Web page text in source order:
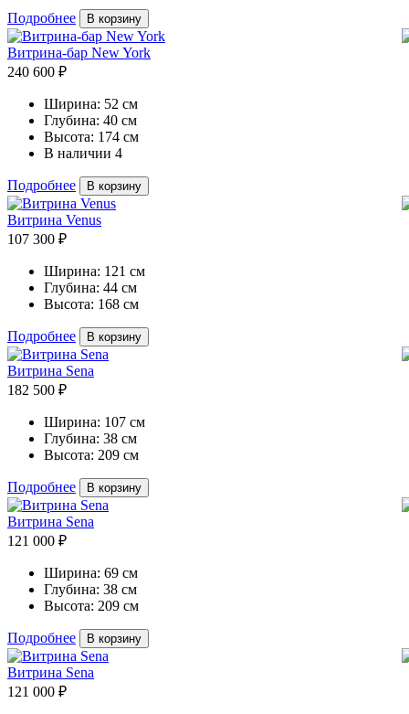
Подробнее В корзину
Витрина-бар New York
240 600 ₽
Ширина: 52 см
Глубина: 40 см
Высота: 174 см
В наличии 4
Подробнее В корзину
Витрина Venus
107 300 ₽
Ширина: 121 см
Глубина: 44 см
Высота: 168 см
Подробнее В корзину
Витрина Sena
182 500 ₽
Ширина: 107 см
Глубина: 38 см
Высота: 209 см
Подробнее В корзину
Витрина Sena
121 000 ₽
Ширина: 69 см
Глубина: 38 см
Высота: 209 см
Подробнее В корзину
Витрина Sena
121 000 ₽